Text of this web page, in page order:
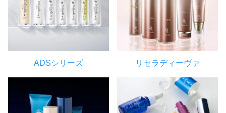
ADSシリーズ リセラディーヴァ